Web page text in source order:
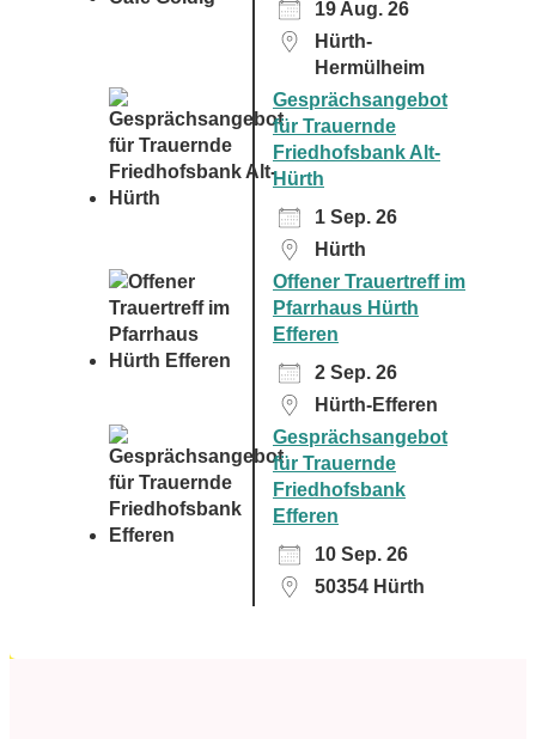
19 Aug. 26
Hürth-
Hermülheim
Gesprächsangebot
für Trauernde
Friedhofsbank Alt-
Hürth
1 Sep. 26
Hürth
Offener Trauertreff im
Pfarrhaus Hürth
Efferen
2 Sep. 26
Hürth-Efferen
Gesprächsangebot
für Trauernde
Friedhofsbank
Efferen
10 Sep. 26
50354 Hürth